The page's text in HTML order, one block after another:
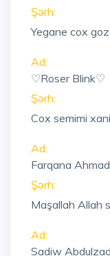
Şərh:
Yegane cox
Ad:
♡Roser Blink♡
Şərh:
Cox semimi
Ad:
Farqana
Şərh:
Maşallah Allah
Ad:
Sadiw